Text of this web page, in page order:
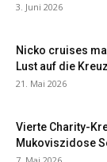
3. Juni 2026
Nicko cruises
Lust auf die
21. Mai 2026
Vierte Charity-
Mukoviszidose